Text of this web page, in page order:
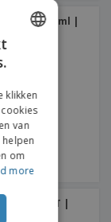
mok 280 ml |
mok
WIT |
klikken
van
om
more